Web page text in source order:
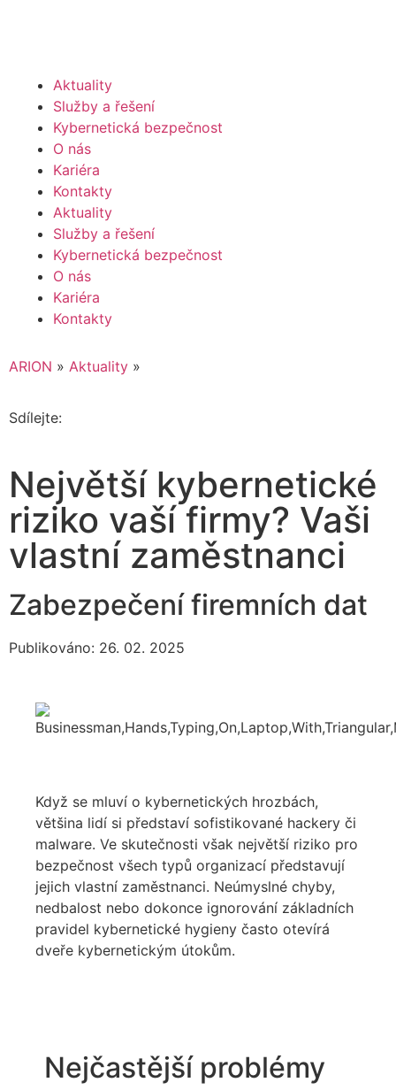
Aktuality
Služby a řešení
Kybernetická bezpečnost
O nás
Kariéra
Kontakty
Aktuality
Služby a řešení
Kybernetická bezpečnost
O nás
Kariéra
Kontakty
ARION » Aktuality »
Sdílejte:
Největší kybernetické
riziko vaší firmy? Vaši
vlastní zaměstnanci
Zabezpečení firemních dat
Publikováno: 26. 02. 2025
Když se mluví o kybernetických hrozbách,
většina lidí si představí sofistikované hackery či
malware. Ve skutečnosti však největší riziko pro
bezpečnost všech typů organizací představují
jejich vlastní zaměstnanci. Neúmyslné chyby,
nedbalost nebo dokonce ignorování základních
pravidel kybernetické hygieny často otevírá
dveře kybernetickým útokům.
Nejčastější problémy